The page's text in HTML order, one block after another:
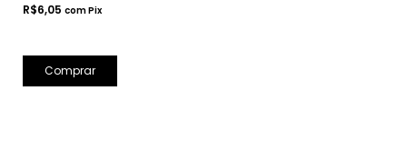
R$6,05 comPix
Comprar